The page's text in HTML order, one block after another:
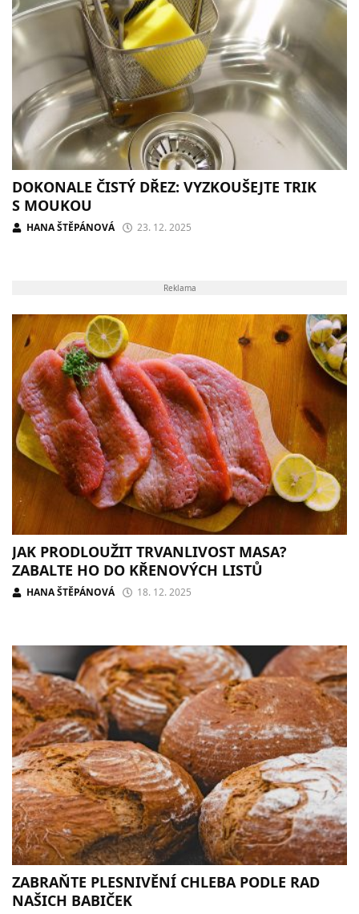
DOKONALE ČISTÝ DŘEZ: VYZKOUŠEJTE TRIK
S MOUKOU
HANA ŠTĚPÁNOVÁ 23. 12. 2025
Reklama
JAK PRODLOUŽIT TRVANLIVOST MASA?
ZABALTE HO DO KŘENOVÝCH LISTŮ
HANA ŠTĚPÁNOVÁ 18. 12. 2025
ZABRAŇTE PLESNIVĚNÍ CHLEBA PODLE RAD
NAŠICH BABIČEK